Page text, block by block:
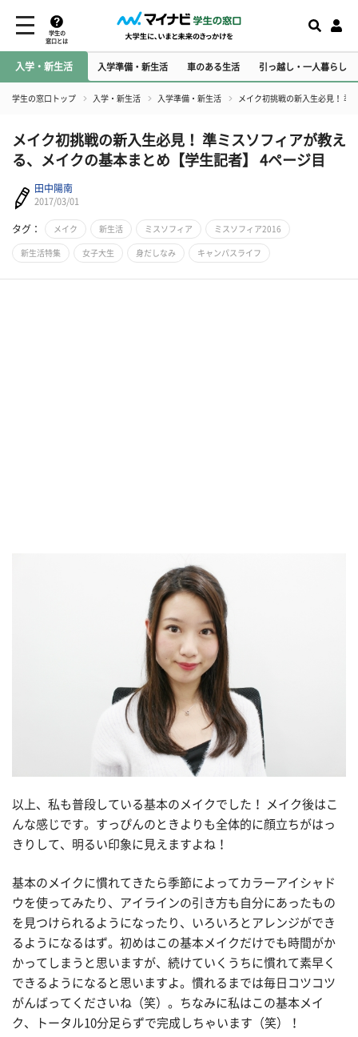
学生の
窓口とは
入学・新生活 入学準備・新生活 車のある生活 引っ越し・一人暮らし
学生の窓口トップ 入学・新生活 入学準備・新生活 メイク初挑戦の新入生必見！ 準
メイク初挑戦の新入生必見！ 準ミスソフィアが教え
る、メイクの基本まとめ【学生記者】 4ページ目
田中陽南
2017/03/01
タグ： メイク 新生活 ミスソフィア ミスソフィア2016
新生活特集 女子大生 身だしなみ キャンパスライフ
以上、私も普段している基本のメイクでした！ メイク後はこ
んな感じです。すっぴんのときよりも全体的に顔立ちがはっ
きりして、明るい印象に見えますよね！
基本のメイクに慣れてきたら季節によってカラーアイシャド
ウを使ってみたり、アイラインの引き方も自分にあったもの
を見つけられるようになったり、いろいろとアレンジができ
るようになるはず。初めはこの基本メイクだけでも時間がか
かってしまうと思いますが、続けていくうちに慣れて素早く
できるようになると思いますよ。慣れるまでは毎日コツコツ
がんばってくださいね（笑）。ちなみに私はこの基本メイ
ク、トータル10分足らずで完成しちゃいます（笑）！